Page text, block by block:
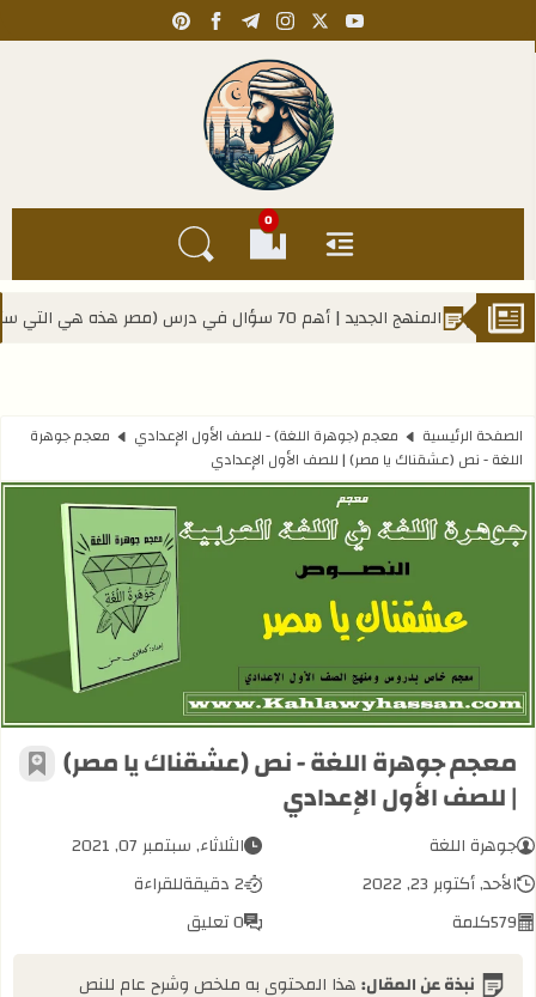
youtube
x
instagram
telegram
facebook
pinterest
Kahlawy Hassan
القائمة
0
العلامات المرجعيةالبحث في المدونة
درس (مصر هذه هي التي ستبقى) - للصف الأول الإعدادي
الصفحة الرئيسية معجم (جوهرة اللغة) - للصف الأول الإعدادي
معجم جوهرة
اللغة - نص (عشقناك يا مصر) | للصف الأول الإعدادي
معجم جوهرة اللغة - نص (عشقناك يا
معجم جوهرة اللغة - نص (عشقناك يا مصر)
| للصف الأول الإعدادي أضف
جوهرة اللغة
الثلاثاء, سبتمبر 07, 2021
الأحد, أكتوبر 23, 2022
2 دقيقة
للقراءة
579كلمة
0 تعليق
نبذة عن المقال:هذا المحتوى به ملخص وشرح عام للنص